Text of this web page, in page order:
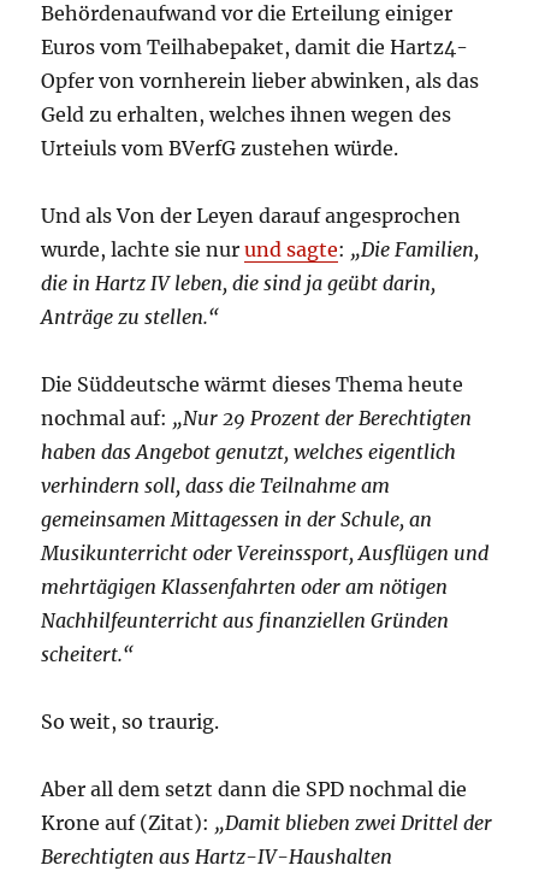
Behördenaufwand vor die Erteilung einiger
Euros vom Teilhabepaket, damit die Hartz4-
Opfer von vornherein lieber abwinken, als das
Geld zu erhalten, welches ihnen wegen des
Urteiuls vom BVerfG zustehen würde.
Und als Von der Leyen darauf angesprochen
wurde, lachte sie nurund sagte: „Die Familien,
die in Hartz IV leben, die sind ja geübt darin,
Anträge zu stellen.“
Die Süddeutsche wärmt dieses Thema heute
nochmal auf: „Nur 29 Prozent der Berechtigten
haben das Angebot genutzt, welches eigentlich
verhindern soll, dass die Teilnahme am
gemeinsamen Mittagessen in der Schule, an
Musikunterricht oder Vereinssport, Ausflügen und
mehrtägigen Klassenfahrten oder am nötigen
Nachhilfeunterricht aus finanziellen Gründen
scheitert.“
So weit, so traurig.
Aber all dem setzt dann die SPD nochmal die
Krone auf (Zitat): „Damit blieben zwei Drittel der
Berechtigten aus Hartz-IV-Haushalten